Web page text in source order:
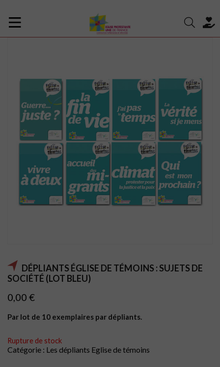
DÉPLIANTS ÉGLISE DE TÉMOINS : SUJETS DE
SOCIÉTÉ (LOT BLEU)
0,00 €
Par lot de 10 exemplaires par dépliants.
Rupture de stock
Catégorie : Les dépliants Eglise de témoins